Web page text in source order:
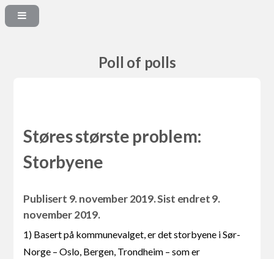
Poll of polls
Støres største problem:
Storbyene
Publisert 9. november 2019. Sist endret 9.
november 2019.
1) Basert på kommunevalget, er det storbyene i Sør-
Norge – Oslo, Bergen, Trondheim – som er